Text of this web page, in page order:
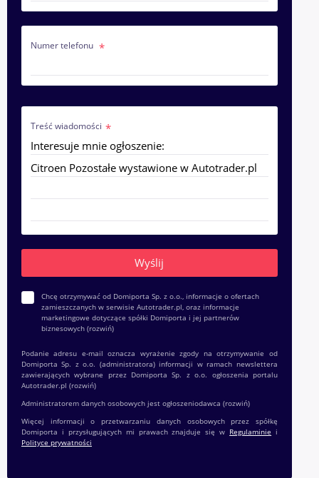
Numer telefonu
Treść wiadomości
Chcę otrzymywać od Domiporta Sp. z o.o., informacje o ofertach
zamieszczanych w serwisie Autotrader.pl, oraz informacje
marketingowe dotyczące spółki Domiporta i jej partnerów
biznesowych (rozwiń)
Podanie adresu e-mail oznacza wyrażenie zgody na otrzymywanie od
Domiporta Sp. z o.o. (administratora) informacji w ramach newslettera
zawierających wybrane przez Domiporta Sp. z o.o. ogłoszenia portalu
Autotrader.pl (rozwiń)
Administratorem danych osobowych jest ogłoszeniodawca (rozwiń)
Więcej informacji o przetwarzaniu danych osobowych przez spółkę
Domiporta i przysługujących mi prawach znajduje się w Regulaminie i
Polityce prywatności